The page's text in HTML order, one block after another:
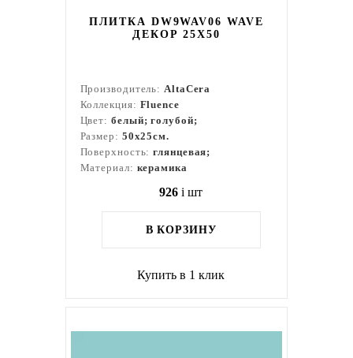
ПЛИТКА DW9WAV06 WAVE
ДЕКОР 25Х50
Производитель:AltaCera
Коллекция: Fluence
Цвет: белый; голубой;
Размер: 50x25см.
Поверхность:глянцевая;
Материал: керамика
926 i шт
В КОРЗИНУ
Купить в 1 клик